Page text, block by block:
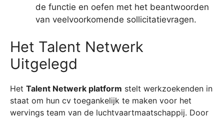
de functie en oefen met het beantwoorden
van veelvoorkomende sollicitatievragen.
Het Talent Netwerk
Uitgelegd
Het Talent Netwerk platform stelt werkzoekenden in
staat om hun cv toegankelijk te maken voor het
wervings team van de luchtvaartmaatschappij. Door